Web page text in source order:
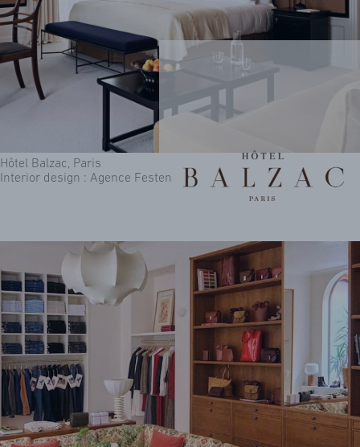
FAQ
Hôtel Balzac, Paris
Interior design : Agence Festen